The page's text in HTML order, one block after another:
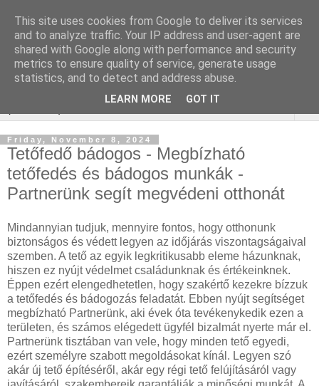
Online marketing Bor
webáruház
Friday, November 8, 2024
Tetőfedő bádogos - Megbízható
tetőfedés és bádogos munkák -
Partnerünk segít megvédeni otthonát
Mindannyian tudjuk, mennyire fontos, hogy otthonunk
biztonságos és védett legyen az időjárás viszontagságaival
szemben. A tető az egyik legkritikusabb eleme házunknak,
hiszen ez nyújt védelmet családunknak és értékeinknek.
Éppen ezért elengedhetetlen, hogy szakértő kezekre bízzuk
a tetőfedés és bádogozás feladatát. Ebben nyújt segítséget
megbízható Partnerünk, aki évek óta tevékenykedik ezen a
területen, és számos elégedett ügyfél bizalmát nyerte már el.
Partnerünk tisztában van vele, hogy minden tető egyedi,
ezért személyre szabott megoldásokat kínál. Legyen szó
akár új tető építéséről, akár egy régi tető felújításáról vagy
This site uses cookies from Google to deliver its services
and to analyze traffic. Your IP address and user-agent are
shared with Google along with performance and security
metrics to ensure quality of service, generate usage
statistics, and to detect and address abuse.
LEARN MORE GOT IT